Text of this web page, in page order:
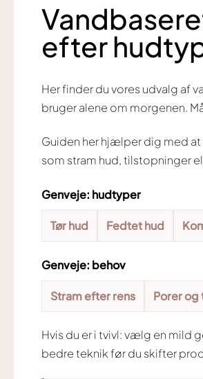
efter
Her finder du vores udvalg af
bruger alene om morgenen.
Guiden her hjælper dig med
som stram hud, tilstopninger
Genveje: hudtyper
Tør hud Fedtet hud
Genveje: behov
Stram efter rens Porer
Hvis du er i tvivl: vælg en mild
bedre teknik før du skifter